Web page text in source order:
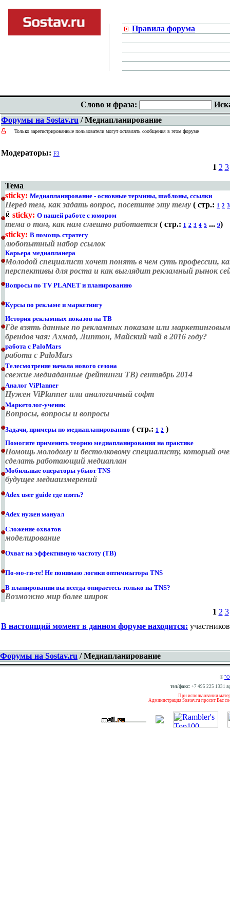
Правила форума
Слово и фраза:
Форумы на Sostav.ru / Медиапланирование
Только зарегистрированные пользователи могут оставлять сообщения в этом форуме
Модераторы: F3
1 2 3
Тема
sticky: Медиапланирование - основные термины, шаблоны, ссылки
Перед тем, как задать вопрос, посетите эту тему ( cтр.: 1 2 3
sticky: О нашей работе с юмором
тема о том, как нам смешно работается ( cтр.: 1 2 3 4 5 ... 9)
sticky: В помощь стратегу
любопытный набор ссылок
Карьера медиапланера
Молодой специалист хочет понять в чем суть профессии,
перспективы для роста и как выглядит рекламный рынок
Вопросы по TV PLANET и планированию
Курсы по рекламе и маркетингу
История рекламных показов на ТВ
Где взять данные по рекламных показам или
брендов чая: Ахмад, Липтон, Майский чай в 2016 году?
работа с PaloMars
работа с PaloMars
Телесмотрение начала нового сезона
свежие медиаданные (рейтинги ТВ) сентябрь 2014
Аналог ViPlanner
Нужен ViPlanner или аналогичный софт
Маркетолог-ученик
Вопросы, вопросы и вопросы
Задачи, примеры по медиапланированию ( cтр.: 1 2 )
Помогите применить теорию медиапланирования на практике
Помощь молодому и бестолковому специалисту, который
сделать работающий медиаплан
Мобильные операторы убьют TNS
будущее медиаизмерений
Adex user guide где взять?
Adex нужен мануал
Сложение охватов
моделирование
Охват на эффективную частоту (ТВ)
По-мо-ги-те! Не понимаю логики оптимизатора TNS
В планировании вы всегда опираетесь только на TNS?
Возможно мир более широк
1 2 3
В настоящий момент в данном форуме находится:
Форумы на Sostav.ru / Медиапланирование
©
тел/факс: +7 495 225 1331
При использовании
Администрация Sostav.ru просит Вас